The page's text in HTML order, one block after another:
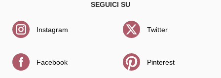
Instagram
Facebook
Twitter
Pinterest